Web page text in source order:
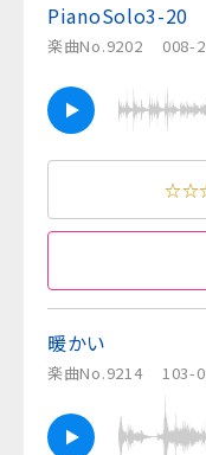
PianoSolo3-20
楽曲No.9202 008-
暖かい
楽曲No.9214 103-